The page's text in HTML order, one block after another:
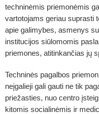
techninėmis priemonėmis
vartotojams geriau suprasti
apie galimybes, asmenys
institucijos siūlomomis
priemones, atitinkančias jų
Techninės pagalbos
neįgalieji gali gauti ne tik
priežasties, nuo centro
kitomis socialinėmis ir